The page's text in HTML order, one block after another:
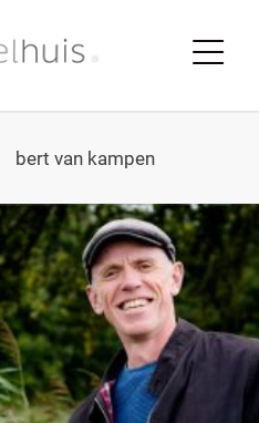
bert van kampen